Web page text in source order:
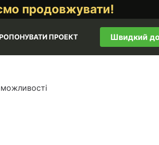
продовжувати!
ПРОЕКТ Швидкий